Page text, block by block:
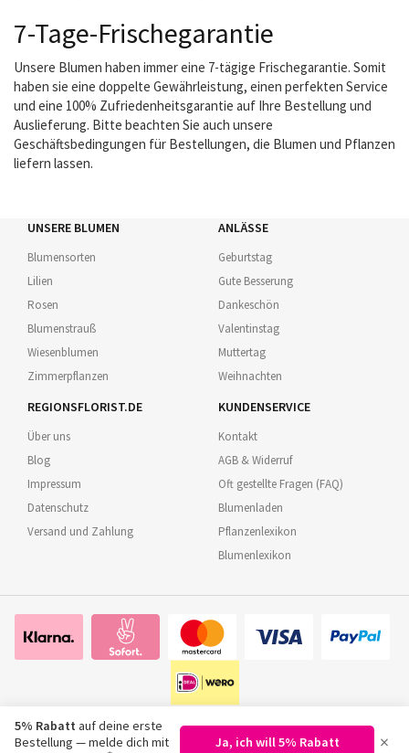
7-Tage-Frischegarantie
Unsere Blumen haben immer eine 7-tägige Frischegarantie. Somit
haben sie eine doppelte Gewährleistung, einen perfekten Service
und eine 100% Zufriedenheitsgarantie auf Ihre Bestellung und
Auslieferung. Bitte beachten Sie auch unsere
Geschäftsbedingungen für Bestellungen, die Blumen und Pflanzen
liefern lassen.
UNSERE BLUMEN
Blumensorten
Lilien
Rosen
Blumenstrauß
Wiesenblumen
Zimmerpflanzen
ANLÄSSE
Geburtstag
Gute Besserung
Dankeschön
Valentinstag
Muttertag
Weihnachten
REGIONSFLORIST.DE
Über uns
Blog
Impressum
Datenschutz
Versand und Zahlung
KUNDENSERVICE
Kontakt
AGB & Widerruf
Oft gestellte Fragen (FAQ)
Blumenladen
Pflanzenlexikon
Blumenlexikon
5% Rabatt auf deine erste
Bestellung — melde dich mit
Ja, ich will 5% Rabatt ×